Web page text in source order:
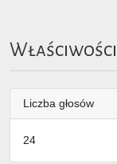
Właściwości
Liczba głosów
24